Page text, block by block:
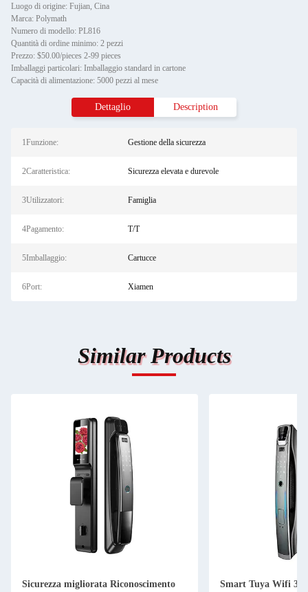
Luogo di origine: Fujian, Cina
Marca: Polymath
Numero di modello: PL816
Quantità di ordine minimo: 2 pezzi
Prezzo: $50.00/pieces 2-99 pieces
Imballaggi particolari: Imballaggio standard in cartone
Capacità di alimentazione: 5000 pezzi al mese
Dettaglio Description
1Funzione: Gestione della sicurezza
2Caratteristica: Sicurezza elevata e durevole
3Utilizzatori: Famiglia
4Pagamento: T/T
5Imballaggio: Cartucce
6Port: Xiamen
Similar Products
Smart Tuya Wifi 3D riconoscimento
Porta in